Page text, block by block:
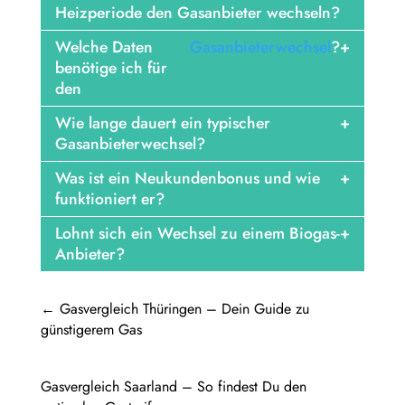
Heizperiode den Gasanbieter wechseln?
Welche Daten
benötige ich für
den
Gasanbieterwechsel?
Wie lange dauert ein typischer
Gasanbieterwechsel?
Was ist ein Neukundenbonus und wie
funktioniert er?
Lohnt sich ein Wechsel zu einem Biogas-
Anbieter?
← Gasvergleich Thüringen – Dein Guide zu
günstigerem Gas
Gasvergleich Saarland – So findest Du den